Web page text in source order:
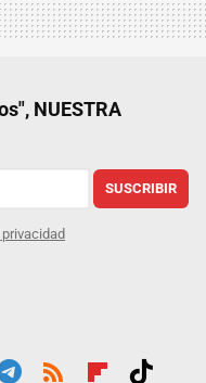
NUESTRA
SUSCRIBIR